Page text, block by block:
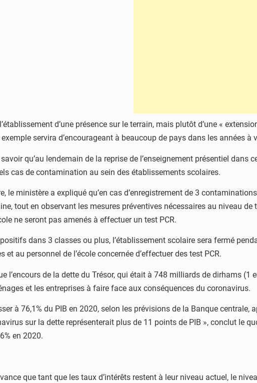
d’une présence sur le terrain, mais plutôt d’une «
servira d’encourageant à beaucoup de pays dans les années à
qu’au lendemain de la reprise de l’enseignement présentiel
cas de contamination au sein des établissements scolaires.
le ministère a expliqué qu’en cas d’enregistrement de 3
tout en observant les mesures préventives nécessaires au niveau
ne seront pas amenés à effectuer un test PCR.
dans 3 classes ou plus, l’établissement scolaire sera fermé
et au personnel de l’école concernée d’effectuer des test PCR.
l’encours de la dette du Trésor, qui était à 748 milliards de dirhams
et les entreprises à faire face aux conséquences du coronavirus.
à 76,1% du PIB en 2020, selon les prévisions de la Banque
sur la dette représenterait plus de 11 points de PIB », conclut le
en 2020.
que tant que les taux d’intérêts restent à leur niveau actuel, le